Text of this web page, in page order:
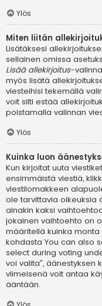
Ylös
Miten liitän
Lisätäksesi
sellainen omissa
Lisää allekirjoitus-
myös lisätä
viesteihisi tekemällä
voit silti estää
poistamalla valinnan
Ylös
Kuinka luon
Kun kirjoitat uuta
ensimmäistä viestiä,
viestilomakkeen
ole tarvittavia oikeuksia
ainakin kaksi
jokainen vaihtoehto on
määritellä kuinka
kohdasta You can also
select during voting
voi valita”,
viimeisenä voit antaa
ääntään.